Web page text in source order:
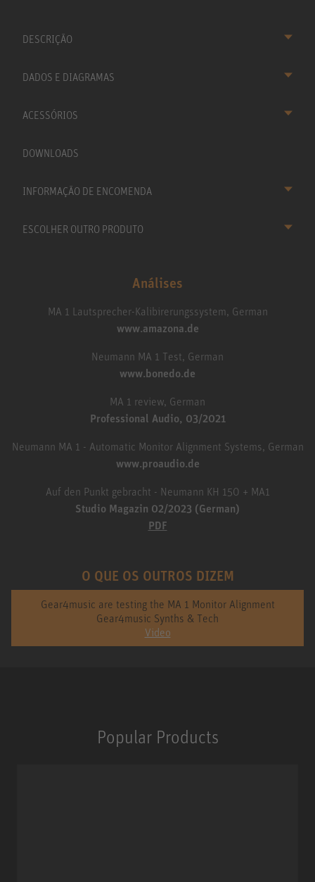
DESCRIÇÃO
DADOS E DIAGRAMAS
ACESSÓRIOS
DOWNLOADS
INFORMAÇÃO DE ENCOMENDA
ESCOLHER OUTRO PRODUTO
Análises
MA 1 Lautsprecher-Kalibirerungssystem, German
www.amazona.de
Neumann MA 1 Test, German
www.bonedo.de
MA 1 review, German
Professional Audio, 03/2021
Neumann MA 1 - Automatic Monitor Alignment Systems, German
www.proaudio.de
Auf den Punkt gebracht - Neumann KH 150 + MA1
Studio Magazin 02/2023 (German)
PDF
O QUE OS OUTROS DIZEM
Gear4music are testing the MA 1 Monitor Alignment
Gear4music Synths & Tech
Video
Popular Products